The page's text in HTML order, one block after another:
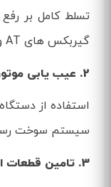
تسلط کامل بر
گیربکس های AT و CVT.
2. عیب یابی موتور های توربوشارژ
استفاده از
سیستم سوخت
3. تامین قطعات اورجینال